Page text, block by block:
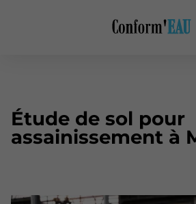
Étude de sol pour
assainissement à